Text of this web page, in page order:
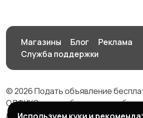
Магазины Блог
Реклама
Служба поддержки
© 2026 Подать объявление
ОЛФИКС - доска беспалтных
лиц и компаний